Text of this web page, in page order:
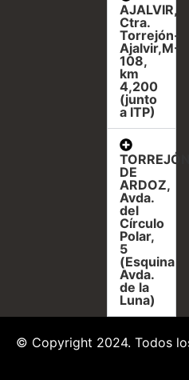
AJALVIR,
Ctra.
Torrejón-
Ajalvir,M-
108,
km
4,200
(junto
a ITP)
TORREJÓN
DE
ARDOZ,
Avda.
del
Círculo
Polar,
5
(Esquina
Avda.
de la
Luna)
© Copyright 2024. Todos